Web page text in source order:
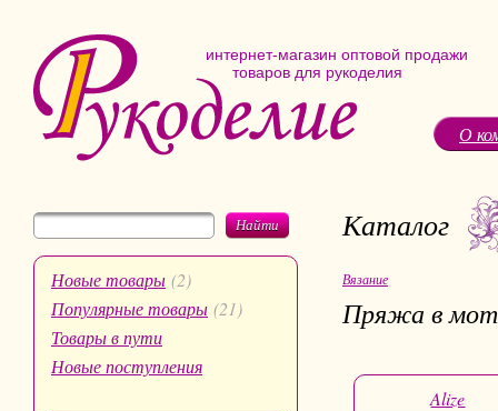
интернет-магазин оптовой продажи
товаров для рукоделия
О
Найти
Новые товары (2)
Популярные товары (21)
Товары в пути
Новые поступления
Каталог
Вязание
Пряжа в
Alize